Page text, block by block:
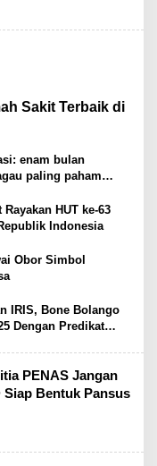
Sakit Terbaik di
enam bulan
paling paham
HUT ke-63
Indonesia
Obor Simbol
IRIS, Bone Bolango
Dengan Predikat
PENAS Jangan
Siap Bentuk Pansus